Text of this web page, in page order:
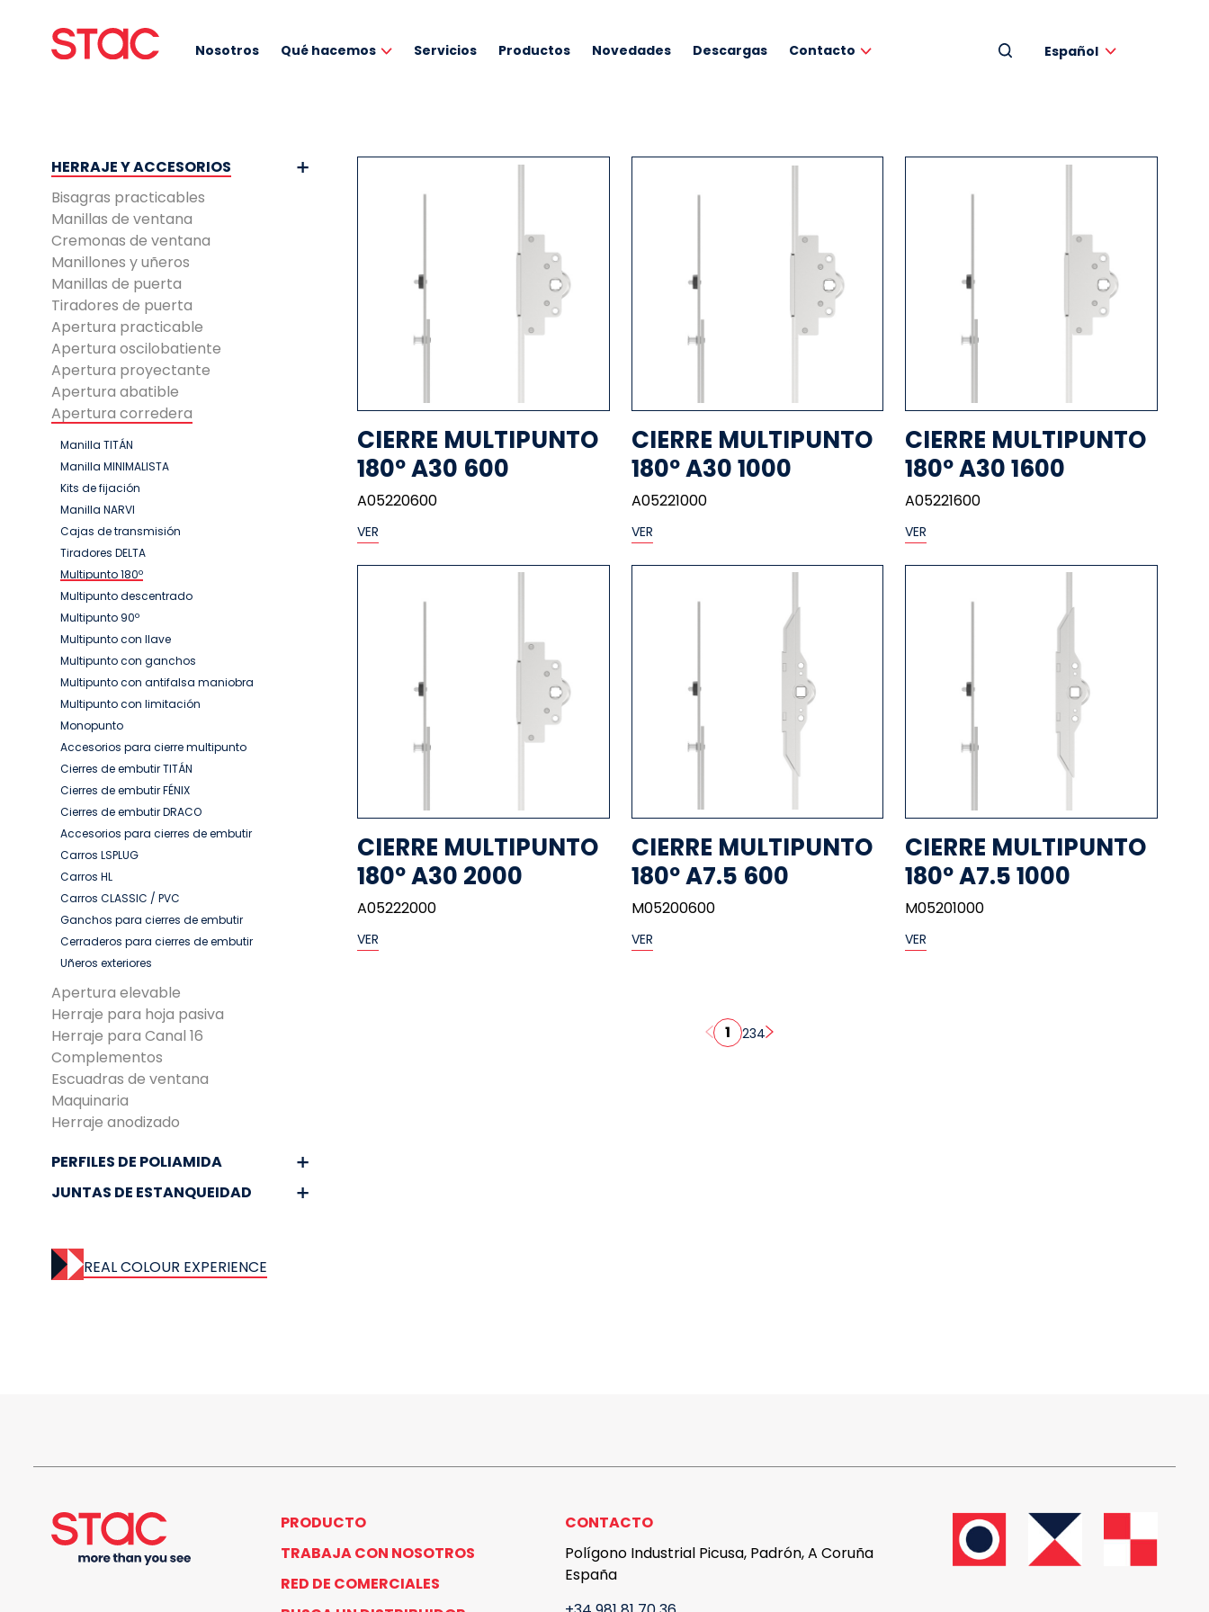
Nosotros Qué hacemos Servicios Productos Novedades Descargas Contacto Español
HERRAJE Y ACCESORIOS
Bisagras practicables
Manillas de ventana
Cremonas de ventana
Manillones y uñeros
Manillas de puerta
Tiradores de puerta
Apertura practicable
Apertura oscilobatiente
Apertura proyectante
Apertura abatible
Apertura corredera
Manilla TITÁN
Manilla MINIMALISTA
Kits de fijación
Manilla NARVI
Cajas de transmisión
Tiradores DELTA
Multipunto 180º
Multipunto descentrado
Multipunto 90º
Multipunto con llave
Multipunto con ganchos
Multipunto con antifalsa maniobra
Multipunto con limitación
Monopunto
Accesorios para cierre multipunto
Cierres de embutir TITÁN
Cierres de embutir FÉNIX
Cierres de embutir DRACO
Accesorios para cierres de embutir
Carros LSPLUG
Carros HL
Carros CLASSIC / PVC
Ganchos para cierres de embutir
Cerraderos para cierres de embutir
Uñeros exteriores
Apertura elevable
Herraje para hoja pasiva
Herraje para Canal 16
Complementos
Escuadras de ventana
Maquinaria
Herraje anodizado
PERFILES DE POLIAMIDA
JUNTAS DE ESTANQUEIDAD
REAL COLOUR EXPERIENCE
CIERRE MULTIPUNTO
180º A30 600
A05220600
VER
CIERRE MULTIPUNTO
180º A30 1000
A05221000
VER
CIERRE MULTIPUNTO
180º A30 1600
A05221600
VER
CIERRE MULTIPUNTO
180º A30 2000
A05222000
VER
CIERRE MULTIPUNTO
180º A7.5 600
M05200600
VER
CIERRE MULTIPUNTO
180º A7.5 1000
M05201000
VER
1 234
PRODUCTO
TRABAJA CON NOSOTROS
RED DE COMERCIALES
CONTACTO
Polígono Industrial Picusa, Padrón, A Coruña
España